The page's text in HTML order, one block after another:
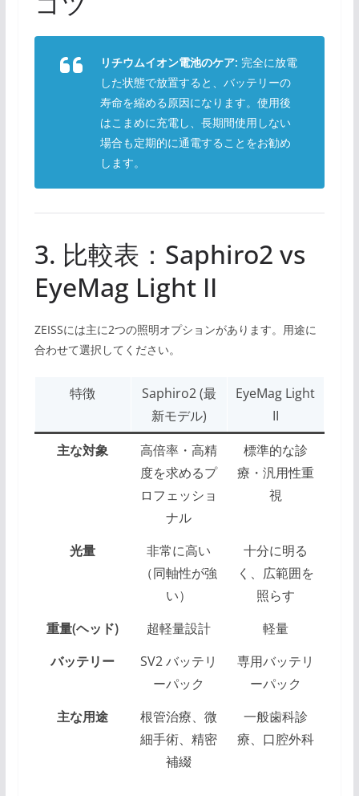
リチウムイオン電池のケア: 完全に放電
した状態で放置すると、バッテリーの
寿命を縮める原因になります。使用後
はこまめに充電し、長期間使用しない
場合も定期的に通電することをお勧め
します。
3. 比較表：Saphiro2 vs
EyeMag Light II
ZEISSには主に2つの照明オプションがあります。用途に
合わせて選択してください。
特徴
Saphiro2 (最
新モデル)
EyeMag Light
II
主な対象
高倍率・高精
度を求めるプ
ロフェッショ
ナル
標準的な診
療・汎用性重
視
光量
非常に高い
（同軸性が強
い）
十分に明る
く、広範囲を
照らす
重量(ヘッド)
超軽量設計
軽量
バッテリー
SV2 バッテリ
ーパック
専用バッテリ
ーパック
主な用途
根管治療、微
細手術、精密
補綴
一般歯科診
療、口腔外科